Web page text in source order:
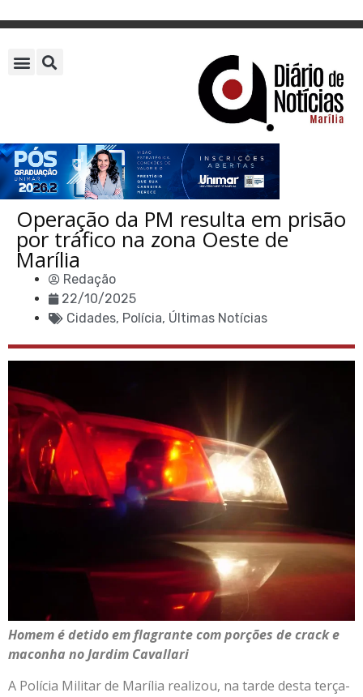
Operação da PM resulta em prisão
por tráfico na zona Oeste de
Marília
Redação
22/10/2025
Cidades, Polícia, Últimas Notícias
Homem é detido em flagrante com porções de crack e
maconha no Jardim Cavallari
A Polícia Militar de Marília realizou, na tarde desta terça-